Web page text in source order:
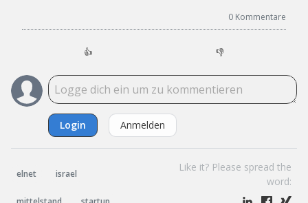
0 Kommentare
👍 👎
Login Anmelden
elnet israel
Like it? Please spread the
word: